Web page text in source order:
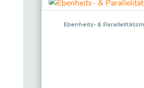
Ebenheits- &